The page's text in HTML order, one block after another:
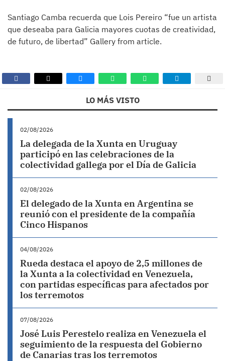
Santiago Camba recuerda que Lois Pereiro “fue un artista
que deseaba para Galicia mayores cuotas de creatividad,
de futuro, de libertad” Gallery from article.
LO MÁS VISTO
02/08/2026
La delegada de la Xunta en Uruguay
participó en las celebraciones de la
colectividad gallega por el Día de Galicia
02/08/2026
El delegado de la Xunta en Argentina se
reunió con el presidente de la compañía
Cinco Hispanos
04/08/2026
Rueda destaca el apoyo de 2,5 millones de
la Xunta a la colectividad en Venezuela,
con partidas específicas para afectados por
los terremotos
07/08/2026
José Luis Perestelo realiza en Venezuela el
seguimiento de la respuesta del Gobierno
de Canarias tras los terremotos